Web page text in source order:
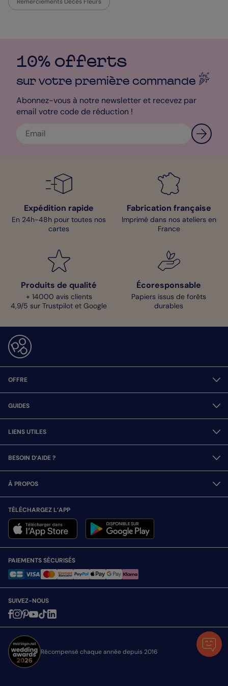
10% offerts
sur votre première commande
Abonnez-vous à notre newsletter et recevez par
email votre code de réduction !
Expédition rapide
En 24h-48h pour toutes nos
cartes
Fabrication française
Imprimé dans nos ateliers en
France
Produits de qualité
+ 14000 avis clients
4,9/5 sur Trustpilot et Google
Écoresponsable
Papiers issus de forêts
durables
OFFRE
GUIDES
LIENS UTILES
BESOIN D’AIDE ?
À PROPOS
TÉLÉCHARGEZ L’APP
PAIEMENTS SÉCURISÉS
SUIVEZ-NOUS
Récompensé chaque année depuis 2016